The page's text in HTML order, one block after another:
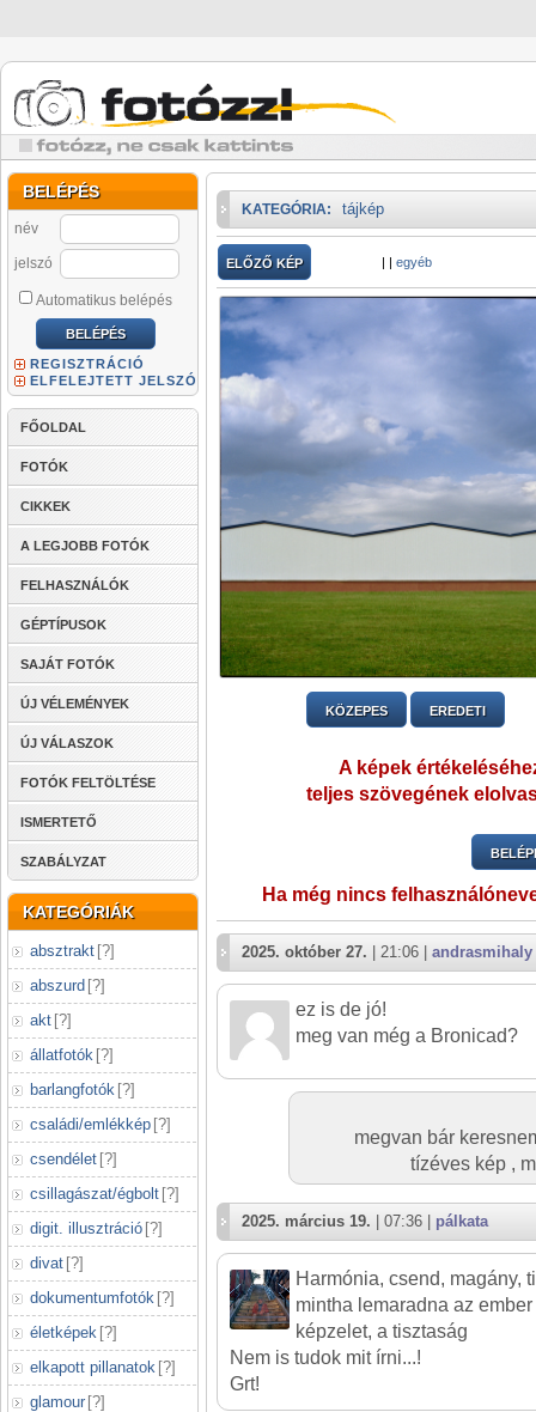
BELÉPÉS
név
jelszó
Automatikus belépés
REGISZTRÁCIÓ
ELFELEJTETT JELSZÓ
FŐOLDAL
FOTÓK
CIKKEK
A LEGJOBB FOTÓK
FELHASZNÁLÓK
GÉPTÍPUSOK
SAJÁT FOTÓK
ÚJ VÉLEMÉNYEK
ÚJ VÁLASZOK
FOTÓK FELTÖLTÉSE
ISMERTETŐ
SZABÁLYZAT
KATEGÓRIÁK
absztrakt [?]
abszurd [?]
akt [?]
állatfotók [?]
barlangfotók [?]
családi/emlékkép [?]
csendélet [?]
csillagászat/égbolt [?]
digit. illusztráció [?]
divat [?]
dokumentumfotók [?]
életképek [?]
elkapott pillanatok [?]
glamour [?]
KATEGÓRIA: tájkép
ELŐZŐ KÉP | | egyéb
KÖZEPES EREDETI
A képek
teljes szövegének
Ha még nincs
2025. október 27. | 21:06 | andrasmihaly
ez is de jó!
meg van még a Bronicad?
megvan bár
tízéves kép ,
2025. március 19. | 07:36 | pálkata
Harmónia, csend, magány,
mintha lemaradna az
képzelet, a tisztaság
Nem is tudok mit írni...!
Grt!